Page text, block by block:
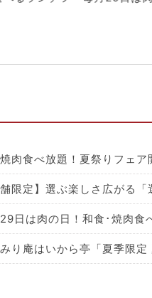
肉食べ放題！夏祭りフェア
舗限定】選ぶ楽しさ広がる
日は肉の日！和食･焼肉食
り庵はいから亭「夏季限定